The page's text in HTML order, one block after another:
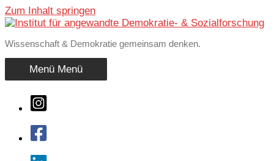
Zum Inhalt springen
Wissenschaft & Demokratie gemeinsam denken.
Menü Menü